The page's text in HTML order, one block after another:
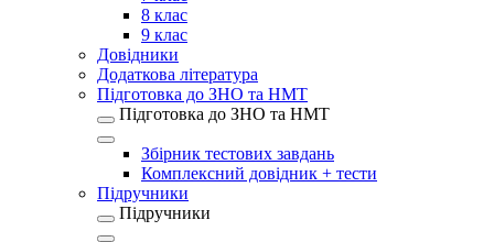
8 клас
9 клас
Довідники
Додаткова література
Підготовка до ЗНО та НМТ
Підготовка до ЗНО та НМТ
Збірник тестових завдань
Комплексний довідник + тести
Підручники
Підручники